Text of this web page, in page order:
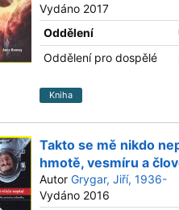
Vydáno 2017
Oddělení
Oddělení pro dospělé
Kniha
Takto se mě nikdo
hmotě, vesmíru a
Autor Grygar, Jiří, 1936-
Vydáno 2016